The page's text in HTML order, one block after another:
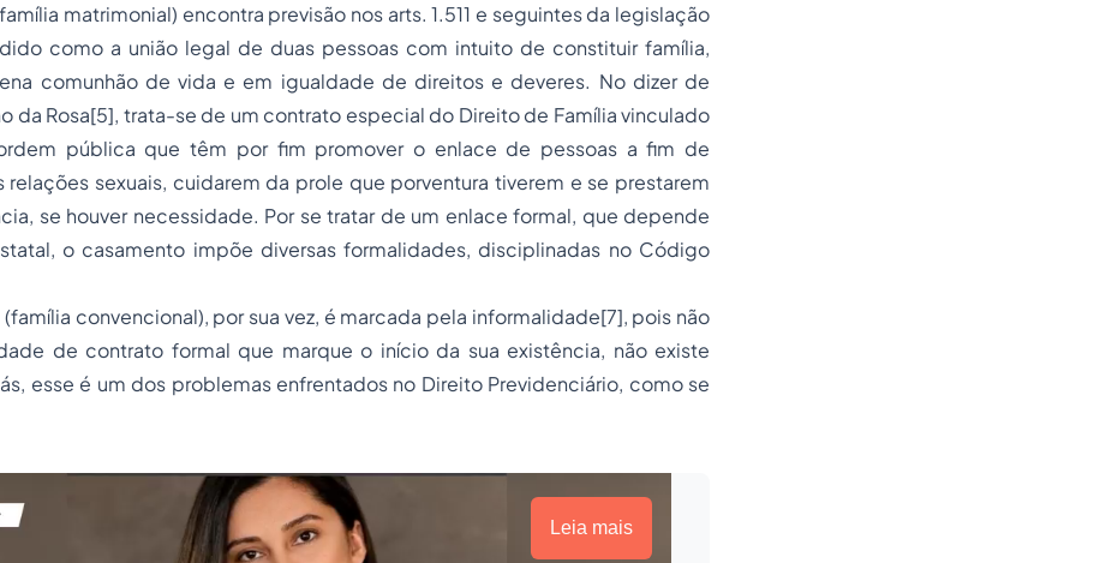
matrimonial) encontra previsão nos arts. 1.511 e seguintes da legislação
como a união legal de duas pessoas com intuito de constituir família,
comunhão de vida e em igualdade de direitos e deveres. No dizer de
da Rosa[5], trata-se de um contrato especial do Direito de Família vinculado
pública que têm por fim promover o enlace de pessoas a fim de
relações sexuais, cuidarem da prole que porventura tiverem e se prestarem
se houver necessidade. Por se tratar de um enlace formal, que depende
o casamento impõe diversas formalidades, disciplinadas no Código
(família convencional), por sua vez, é marcada pela informalidade[7], pois não
de contrato formal que marque o início da sua existência, não existe
esse é um dos problemas enfrentados no Direito Previdenciário, como se
Leia mais